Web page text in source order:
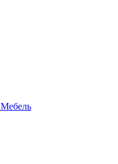
Мебель